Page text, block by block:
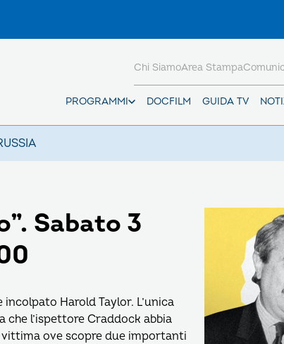
PROGRAMMI DOCFILM GUIDA TV
Chi SiamoArea Stampa
Sabato 3
Harold Taylor. L’unica
l’ispettore Craddock abbia
ove scopre due importanti